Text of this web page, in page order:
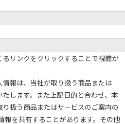
リンクをクリックすることで視聴が
報は、当社が取り扱う商品または
します。また上記目的と合わせ、本
扱う商品またはサービスのご案内の
報を共有することがあります。その他